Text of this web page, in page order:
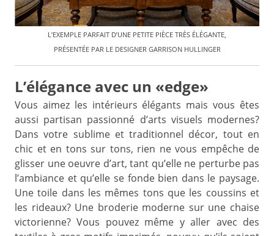
L’EXEMPLE PARFAIT D’UNE PETITE PIÈCE TRÈS ÉLÉGANTE,
PRÉSENTÉE PAR LE DESIGNER GARRISON HULLINGER
L’élégance avec un «edge»
Vous aimez les intérieurs élégants mais vous êtes
aussi partisan passionné d’arts visuels modernes?
Dans votre sublime et traditionnel décor, tout en
chic et en tons sur tons, rien ne vous empêche de
glisser une oeuvre d’art, tant qu’elle ne perturbe pas
l’ambiance et qu’elle se fonde bien dans le paysage.
Une toile dans les mêmes tons que les coussins et
les rideaux? Une broderie moderne sur une chaise
victorienne? Vous pouvez même y aller avec des